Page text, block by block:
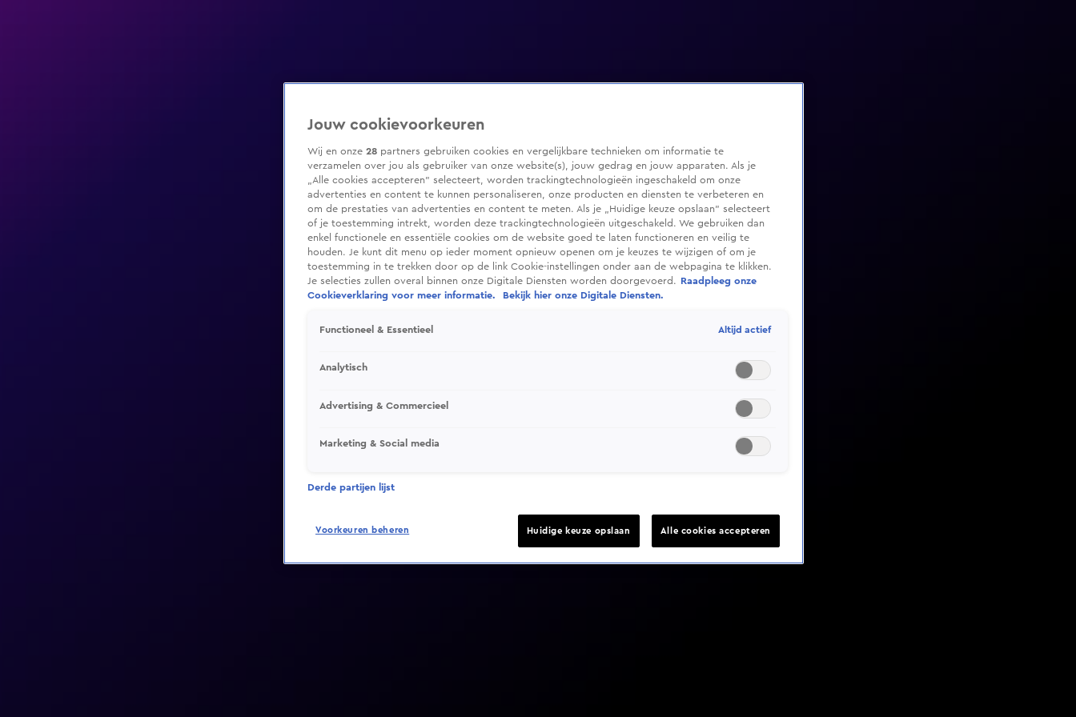
Video helaas niet gevonden
Jouw cookievoorkeuren
Wij en onze 28 partners gebruiken cookies en vergelijkbare technieken om informatie te
verzamelen over jou als gebruiker van onze website(s), jouw gedrag en jouw apparaten. Als je
„Alle cookies accepteren” selecteert, worden trackingtechnologieën ingeschakeld om onze
advertenties en content te kunnen personaliseren, onze producten en diensten te verbeteren en
om de prestaties van advertenties en content te meten. Als je „Huidige keuze opslaan” selecteert
of je toestemming intrekt, worden deze trackingtechnologieën uitgeschakeld. We gebruiken dan
enkel functionele en essentiële cookies om de website goed te laten functioneren en veilig te
houden. Je kunt dit menu op ieder moment opnieuw openen om je keuzes te wijzigen of om je
toestemming in te trekken door op de link Cookie-instellingen onder aan de webpagina te klikken.
Je selecties zullen overal binnen onze Digitale Diensten worden doorgevoerd.
Raadpleeg onze
Cookieverklaring voor meer informatie.
Bekijk hier onze Digitale Diensten.
Functioneel & Essentieel Altijd actief
Analytisch
Advertising & Commercieel
Marketing & Social media
Derde partijen lijst
Voorkeuren beheren Huidige keuze opslaan Alle cookies accepteren